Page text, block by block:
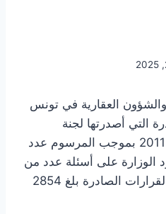
والشؤون العقارية في تونس
التي أصدرتها لجنة
المصادرة منذ إنشائها عام 2011 بموجب المرسوم عدد
في رد الوزارة على أسئلة عدد من
نواب البرلمان أن مجموع القرارات الصادرة بلغ 2854